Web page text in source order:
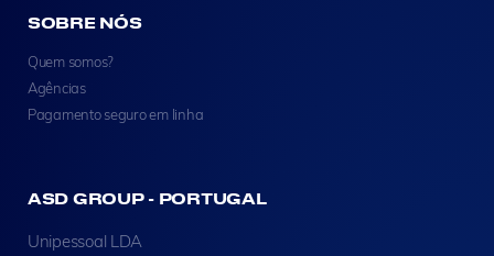
SOBRE NÓS
Quem somos?
Agências
Pagamento seguro em linha
ASD GROUP - PORTUGAL
Unipessoal LDA